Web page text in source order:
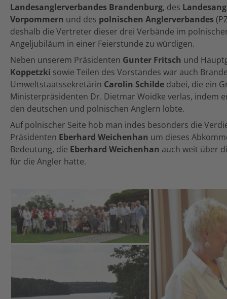
Landesanglerverbandes Brandenburg, des
Vorpommern und des polnischen Anglerverbandes
deshalb die Vertreter dieser drei Verbände im
Angeljubiläum in einer Feierstunde zu würdigen.
Neben unserem Präsidenten Gunter Fritsch und
Koppetzki sowie Teilen des Vorstandes war auch
Umweltstaatssekretärin Carolin Schilde dabei, die ein
Ministerpräsidenten Dr. Dietmar Woidke verlas, indem
den deutschen und polnischen Anglern lobte.
Auf polnischer Seite hob man indes besonders die
Präsidenten Eberhard Weichenhan um dieses
Bedeutung, die Eberhard Weichenhan auch weit über
für die Angler hatte.